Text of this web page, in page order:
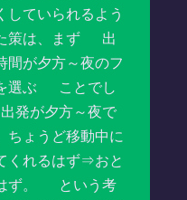
していられるよう
策は、まず 出
間が夕方～夜のフ
選ぶ ことでし
発が夕方～夜で
ちょうど移動中に
くれるはず⇒おと
ず。 という考